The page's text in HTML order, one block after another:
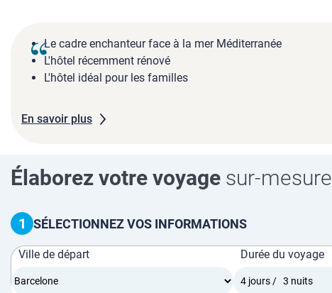
Le cadre enchanteur face à la mer Méditerranée
L'hôtel récemment rénové
L'hôtel idéal pour les familles
En savoir plus
Élaborez votre voyage sur-mesure
1 SÉLECTIONNEZ VOS INFORMATIONS
Ville de départ Durée du voyage